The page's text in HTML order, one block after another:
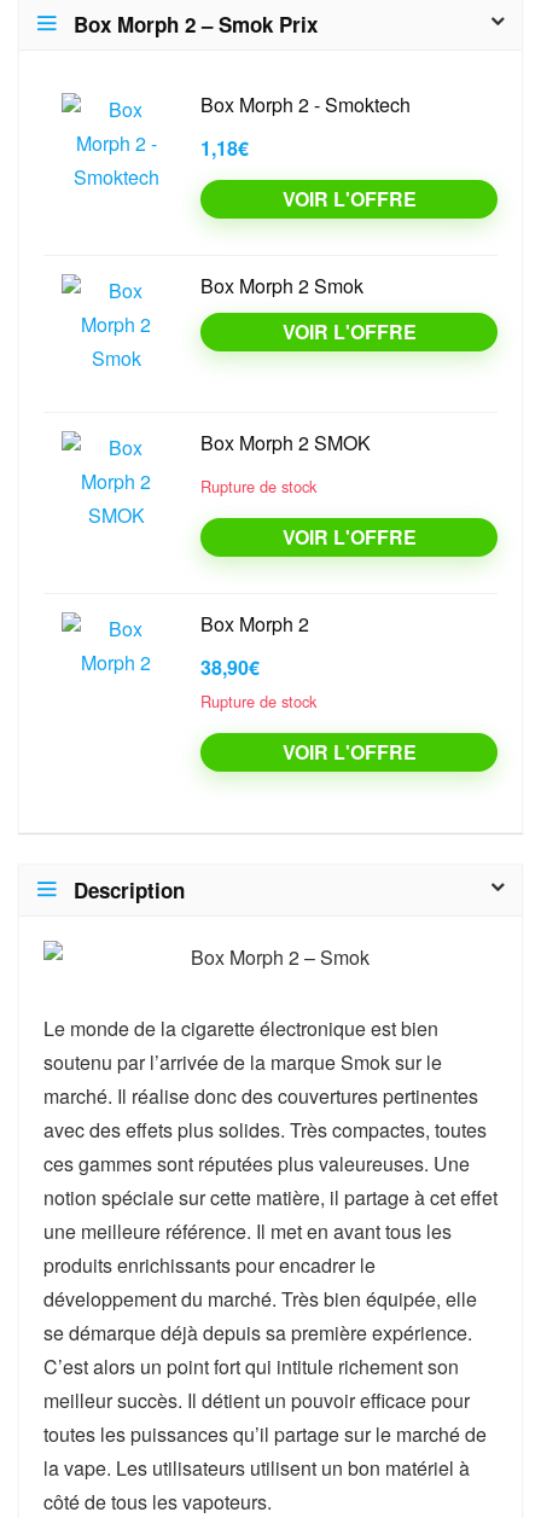
Box Morph 2 – Smok Prix
Box Morph 2 - Smoktech
1,18€
VOIR L'OFFRE
Box Morph 2 Smok
VOIR L'OFFRE
Box Morph 2 SMOK
Rupture de stock
VOIR L'OFFRE
Box Morph 2
38,90€
Rupture de stock
VOIR L'OFFRE
Description
Le monde de la cigarette électronique est bien
soutenu par l’arrivée de la marque Smok sur le
marché. Il réalise donc des couvertures pertinentes
avec des effets plus solides. Très compactes, toutes
ces gammes sont réputées plus valeureuses. Une
notion spéciale sur cette matière, il partage à cet effet
une meilleure référence. Il met en avant tous les
produits enrichissants pour encadrer le
développement du marché. Très bien équipée, elle
se démarque déjà depuis sa première expérience.
C’est alors un point fort qui intitule richement son
meilleur succès. Il détient un pouvoir efficace pour
toutes les puissances qu’il partage sur le marché de
la vape. Les utilisateurs utilisent un bon matériel à
côté de tous les vapoteurs.